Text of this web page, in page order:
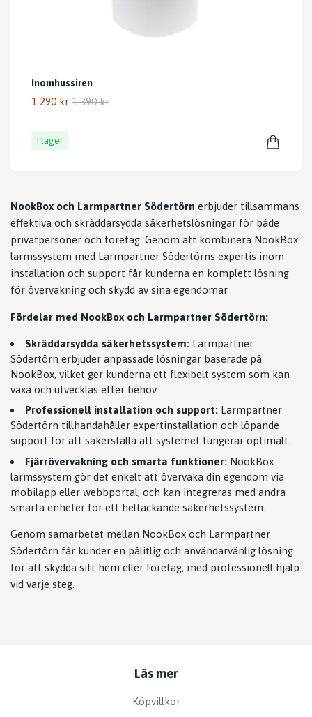
Inomhussiren
1 290 kr 1 390 kr
I lager
NookBox och Larmpartner Södertörn erbjuder tillsammans
effektiva och skräddarsydda säkerhetslösningar för både
privatpersoner och företag. Genom att kombinera NookBox
larmssystem med Larmpartner Södertörns expertis inom
installation och support får kunderna en komplett lösning
för övervakning och skydd av sina egendomar.
Fördelar med NookBox och Larmpartner Södertörn:
Skräddarsydda säkerhetssystem: Larmpartner
Södertörn erbjuder anpassade lösningar baserade på
NookBox, vilket ger kunderna ett flexibelt system som kan
växa och utvecklas efter behov.
Professionell installation och support: Larmpartner
Södertörn tillhandahåller expertinstallation och löpande
support för att säkerställa att systemet fungerar optimalt.
Fjärrövervakning och smarta funktioner: NookBox
larmssystem gör det enkelt att övervaka din egendom via
mobilapp eller webbportal, och kan integreras med andra
smarta enheter för ett heltäckande säkerhetssystem.
Genom samarbetet mellan NookBox och Larmpartner
Södertörn får kunder en pålitlig och användarvänlig lösning
för att skydda sitt hem eller företag, med professionell hjälp
vid varje steg.
Läs mer
Köpvillkor